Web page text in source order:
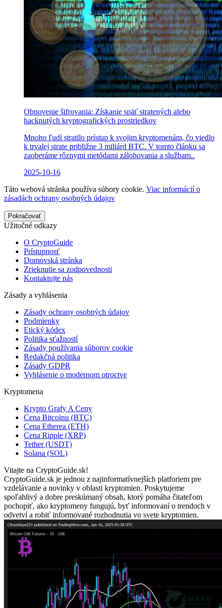
Obnovenie šifrovania: Získanie späť stratených alebo
hacknutých kryptografických prostriedkov
Mnoho ľudí stratilo prístup k svojim kryptomenám, čo viedlo
k trvalej strate približne 3 miliárd BTC. V tomto článku sa
zaoberáme rôznymi metódami zálohovania a službam..
2025-10-16
Táto webová stránka používa súbory cookie. Viac informácií o
zásadách ochrany osobných údajov
Pokračovať
Užitočné odkazy
O CryptoGuide
Prístupnosť
Domovská stránka
Zrieknutie sa zodpovednosti
Kontaktujte nás
Zásady a vyhlásenia
Zásady ochrany osobných údajov
Podmienky
Etický kódex
Politika sťažností
Zásady používania súborov cookie
Redakčná politika
Zásady GDPR
Vyhlásenie o modernom otroctve
Kryptomena
Krypto Grafy A Ceny
Cena Bitcoinu (BTC)
Cena Etherea (ETH)
Cena Ripple (XRP)
Tether (USDT)
Solana (SOL)
Vitajte na CryptoGuide.sk!
CryptoGuide.sk je jednou z najinformatívnejších platforiem pre
vzdelávanie a novinky v oblasti kryptomien. Poskytujeme
spoľahlivý a dobre preskúmaný obsah, ktorý pomáha čitateľom
pochopiť, ako kryptomeny fungujú, byť informovaní o trendoch v
odvetví a robiť informované rozhodnutia vo svete kryptomien.